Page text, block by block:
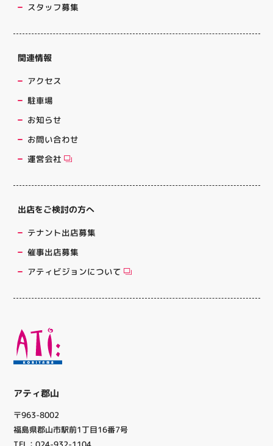
アティ郡山
〒963-8002
福島県郡山市駅前1丁目16番7号
スタッフ募集
関連情報
アクセス
駐車場
お知らせ
お問い合わせ
運営会社
出店をご検討の方へ
テナント出店募集
催事出店募集
アティビジョンについて